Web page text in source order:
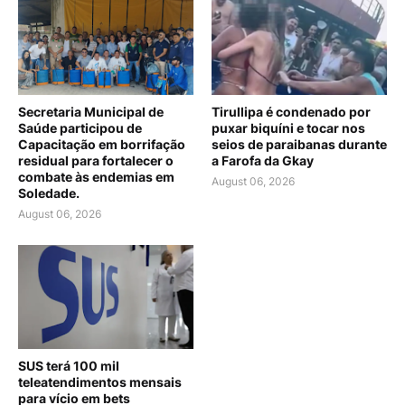
Secretaria Municipal de
Saúde participou de
Capacitação em borrifação
residual para fortalecer o
combate às endemias em
Soledade.
August 06, 2026
Tirullipa é condenado por
puxar biquíni e tocar nos
seios de paraibanas durante
a Farofa da Gkay
August 06, 2026
SUS terá 100 mil
teleatendimentos mensais
para vício em bets